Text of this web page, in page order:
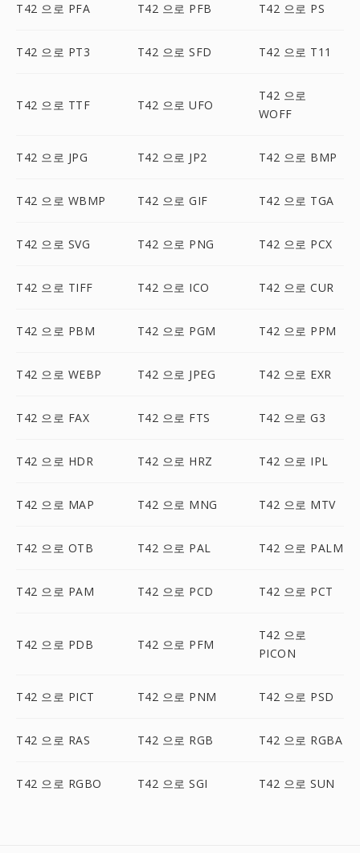
T42 으로 PFA T42 으로 PFB T42 으로 PS
T42 으로 PT3 T42 으로 SFD T42 으로 T11
T42 으로 TTF T42 으로 UFO
T42 으로
WOFF
T42 으로 JPG T42 으로 JP2 T42 으로 BMP
T42 으로 WBMP T42 으로 GIF T42 으로 TGA
T42 으로 SVG T42 으로 PNG T42 으로 PCX
T42 으로 TIFF T42 으로 ICO T42 으로 CUR
T42 으로 PBM T42 으로 PGM T42 으로 PPM
T42 으로 WEBP T42 으로 JPEG T42 으로 EXR
T42 으로 FAX T42 으로 FTS T42 으로 G3
T42 으로 HDR T42 으로 HRZ T42 으로 IPL
T42 으로 MAP T42 으로 MNG T42 으로 MTV
T42 으로 OTB T42 으로 PAL T42 으로 PALM
T42 으로 PAM T42 으로 PCD T42 으로 PCT
T42 으로 PDB T42 으로 PFM
T42 으로
PICON
T42 으로 PICT T42 으로 PNM T42 으로 PSD
T42 으로 RAS T42 으로 RGB T42 으로 RGBA
T42 으로 RGBO T42 으로 SGI T42 으로 SUN